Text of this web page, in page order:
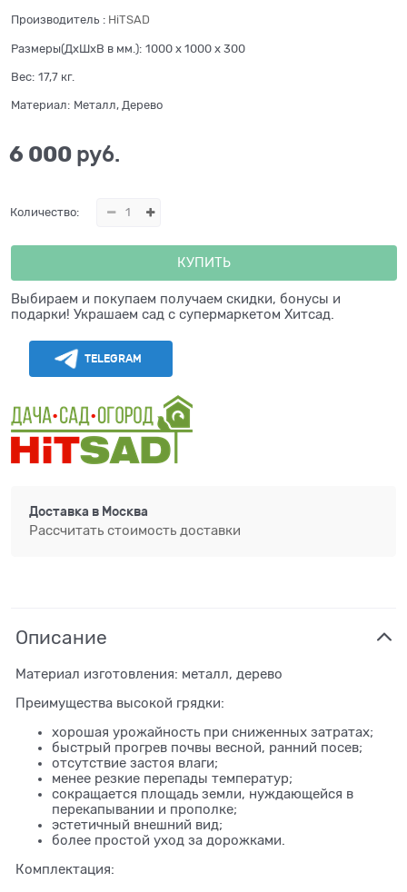
Производитель : HiTSAD
Размеры(ДхШхВ в мм.): 1000 x 1000 x 300
Вес: 17,7 кг.
Материал: Металл, Дерево
6 000 руб.
Количество:
КУПИТЬ
Выбираем и покупаем получаем скидки, бонусы и
подарки! Украшаем сад с супермаркетом Хитсад.
TELEGRAM
Доставка в Москва
Рассчитать стоимость доставки
Описание
Материал изготовления: металл, дерево
Преимущества высокой грядки:
хорошая урожайность при сниженных затратах;
быстрый прогрев почвы весной, ранний посев;
отсутствие застоя влаги;
менее резкие перепады температур;
сокращается площадь земли, нуждающейся в
перекапывании и прополке;
эстетичный внешний вид;
более простой уход за дорожками.
Комплектация: